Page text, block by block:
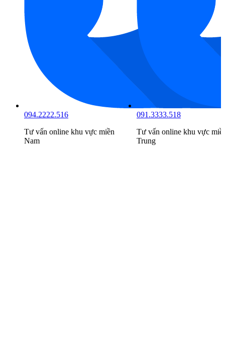
091.3333.518
Tư vấn online khu vựcmiền
Trung
098.6666.519
Tư vấn online khu vực
Bắc